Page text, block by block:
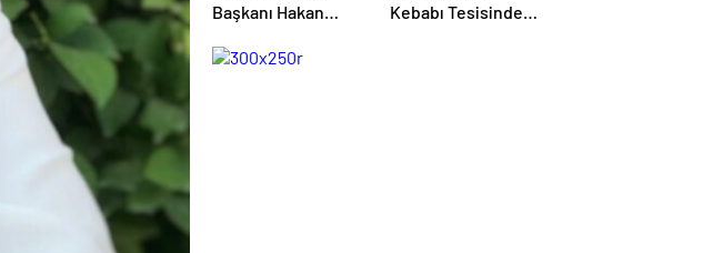
Başkanı Hakan
dernek bazılarını
Kebabı Tesisinde